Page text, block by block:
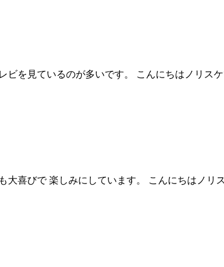
を見ているのが多いです。 こんにちはノリス
喜びで 楽しみにしています。 こんにちはノ